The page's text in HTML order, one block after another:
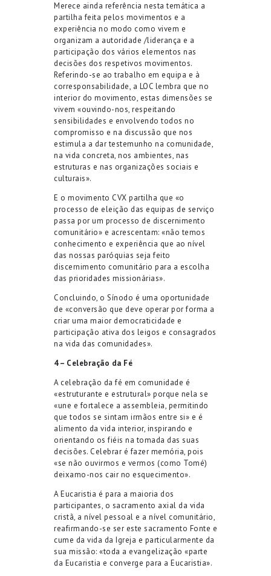
Merece ainda referência nesta temática a
partilha feita pelos movimentos e a
experiência no modo como vivem e
organizam a autoridade /liderança e a
participação dos vários elementos nas
decisões dos respetivos movimentos.
Referindo-se ao trabalho em equipa e à
corresponsabilidade, a LOC lembra que no
interior do movimento, estas dimensões se
vivem «ouvindo-nos, respeitando
sensibilidades e envolvendo todos no
compromisso e na discussão que nos
estimula a dar testemunho na comunidade,
na vida concreta, nos ambientes, nas
estruturas e nas organizações sociais e
culturais».
E o movimento CVX partilha que «o
processo de eleição das equipas de serviço
passa por um processo de discernimento
comunitário» e acrescentam: «não temos
conhecimento e experiência que ao nível
das nossas paróquias seja feito
discernimento comunitário para a escolha
das prioridades missionárias».
Concluindo, o Sínodo é uma oportunidade
de «conversão que deve operar por forma a
criar uma maior democraticidade e
participação ativa dos leigos e consagrados
na vida das comunidades».
4 – Celebração da Fé
A celebração da fé em comunidade é
«estruturante e estrutural» porque nela se
«une e fortalece a assembleia, permitindo
que todos se sintam irmãos entre si» e é
alimento da vida interior, inspirando e
orientando os fiéis na tomada das suas
decisões. Celebrar é fazer memória, pois
«se não ouvirmos e vermos (como Tomé)
deixamo-nos cair no esquecimento».
A Eucaristia é para a maioria dos
participantes, o sacramento axial da vida
cristã, a nível pessoal e a nível comunitário,
reafirmando-se ser este sacramento Fonte e
cume da vida da Igreja e particularmente da
sua missão: «toda a evangelização «parte
da Eucaristia e converge para a Eucaristia».